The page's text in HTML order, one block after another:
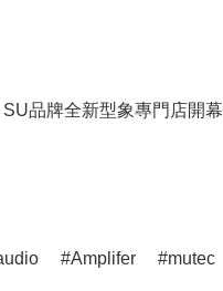
品牌全新型象專門店開幕
Amplifer mutec